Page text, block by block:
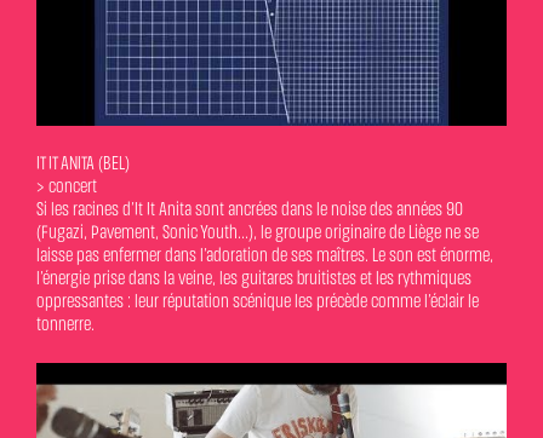
IT IT ANITA (BEL)
> concert
Si les racines d’It It Anita sont ancrées dans le noise des années 90
(Fugazi, Pavement, Sonic Youth...), le groupe originaire de Liège ne se
laisse pas enfermer dans l’adoration de ses maîtres. Le son est énorme,
l’énergie prise dans la veine, les guitares bruitistes et les rythmiques
oppressantes : leur réputation scénique les précède comme l’éclair le
tonnerre.